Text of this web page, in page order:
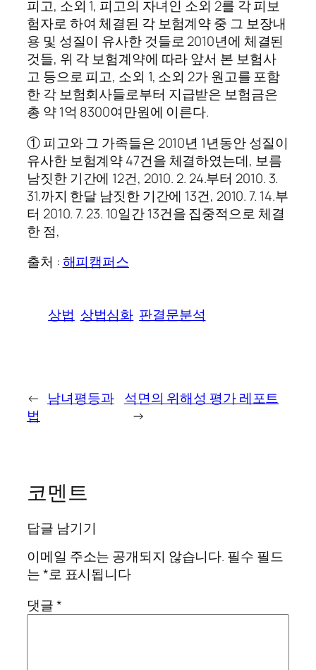
피고, 소외 1, 피고의 자녀인 소외 2를 각 피보
험자로 하여 체결된 각 보험계약 중 그 보장내
용 및 성질이 유사한 것들로 2010년에 체결된
것들, 위 각 보험계약에 따라 앞서 본 보험사
고 등으로 피고, 소외 1, 소외 2가 원고를 포함
한 각 보험회사들로부터 지급받은 보험금은
총 약 1억 8300여만원에 이른다.
① 피고와 그 가족들은 2010년 1년동안 성질이
유사한 보험계약 47건을 체결하였는데, 보름
남짓한 기간에 12건, 2010. 2. 24.부터 2010. 3.
31.까지 한달 남짓한 기간에 13건, 2010. 7. 14.부
터 2010. 7. 23. 10일간 13건을 집중적으로 체결
한 점,
출처 :해피캠퍼스
상법 상법심화 판결문분석
← 남녀평등과
법
석면의 위해성 평가 레포트
→
코멘트
답글 남기기
이메일 주소는 공개되지 않습니다. 필수 필드
는*로 표시됩니다
댓글*